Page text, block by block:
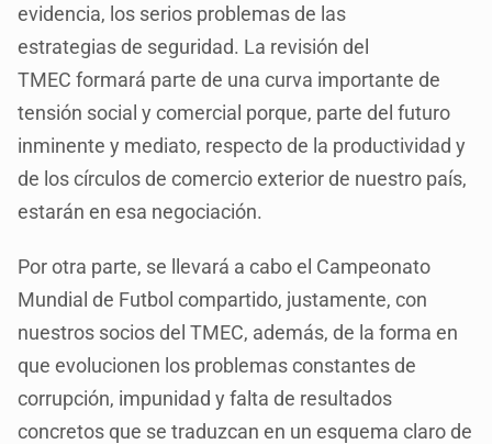
evidencia, los serios problemas de las
estrategias de seguridad. La revisión del
TMEC formará parte de una curva importante de
tensión social y comercial porque, parte del futuro
inminente y mediato, respecto de la productividad y
de los círculos de comercio exterior de nuestro país,
estarán en esa negociación.
Por otra parte, se llevará a cabo el Campeonato
Mundial de Futbol compartido, justamente, con
nuestros socios del TMEC, además, de la forma en
que evolucionen los problemas constantes de
corrupción, impunidad y falta de resultados
concretos que se traduzcan en un esquema claro de